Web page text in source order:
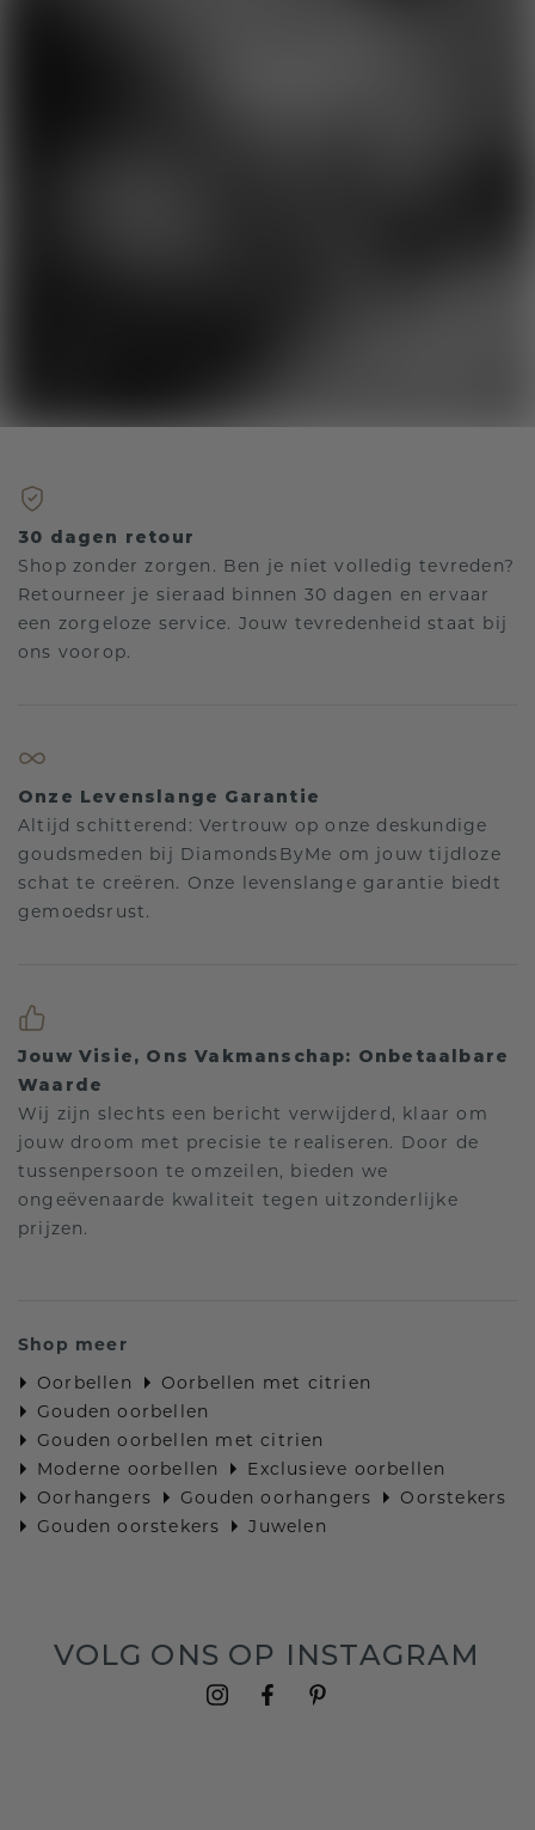
30 dagen retour
Shop zonder zorgen. Ben je niet volledig tevreden?
Retourneer je sieraad binnen 30 dagen en ervaar
een zorgeloze service. Jouw tevredenheid staat bij
ons voorop.
Onze Levenslange Garantie
Altijd schitterend: Vertrouw op onze deskundige
goudsmeden bij DiamondsByMe om jouw tijdloze
schat te creëren. Onze levenslange garantie biedt
gemoedsrust.
Jouw Visie, Ons Vakmanschap: Onbetaalbare
Waarde
Wij zijn slechts een bericht verwijderd, klaar om
jouw droom met precisie te realiseren. Door de
tussenpersoon te omzeilen, bieden we
ongeëvenaarde kwaliteit tegen uitzonderlijke
prijzen.
Shop meer
Oorbellen
Oorbellen met citrien
Gouden oorbellen
Gouden oorbellen met citrien
Moderne oorbellen
Exclusieve oorbellen
Oorhangers
Gouden oorhangers
Oorstekers
Gouden oorstekers
Juwelen
VOLG ONS OP INSTAGRAM